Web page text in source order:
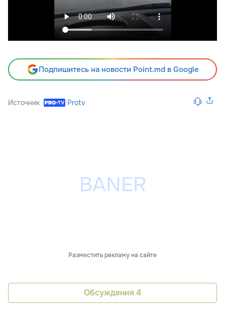
Подпишитесь на новости Point.md в Google
Источник Protv
Разместить рекламу на сайте
Обсуждения 4